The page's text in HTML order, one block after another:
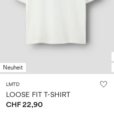
Neuheit
LMTD
LOOSE FIT T-SHIRT
CHF 22,90